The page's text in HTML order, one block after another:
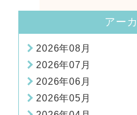
アー
2026年08月
2026年07月
2026年06月
2026年05月